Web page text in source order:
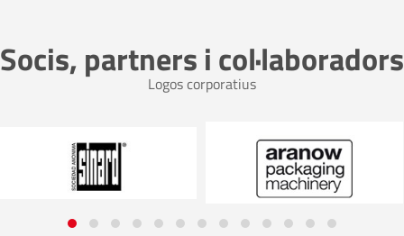
Socis, partners i col·laboradors
Logos corporatius